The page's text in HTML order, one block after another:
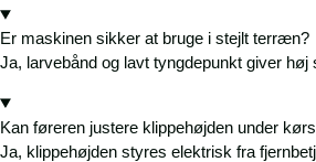
Er maskinen sikker at bruge i stejlt terræn?
Ja, larvebånd og lavt tyngdepunkt giver høj
Kan føreren justere klippehøjden under
Ja, klippehøjden styres elektrisk fra